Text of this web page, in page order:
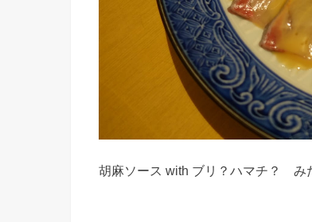
胡麻ソース with ブリ？ハマチ？ み